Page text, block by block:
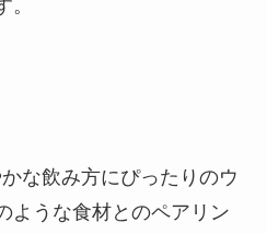
な飲み方にぴったりのウ
ような食材とのペアリン